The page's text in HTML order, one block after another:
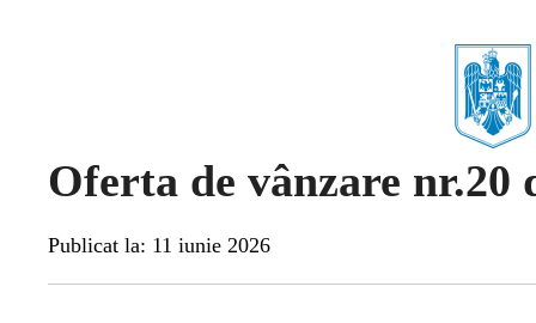
Oferta de vânzare nr.20
Publicat la: 11 iunie 2026